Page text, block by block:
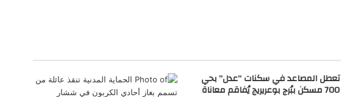
تعطل المصاعد في سكنات “عدل” بحي
700 مسكن ببُرج بوعريريج يُفاقم معاناة